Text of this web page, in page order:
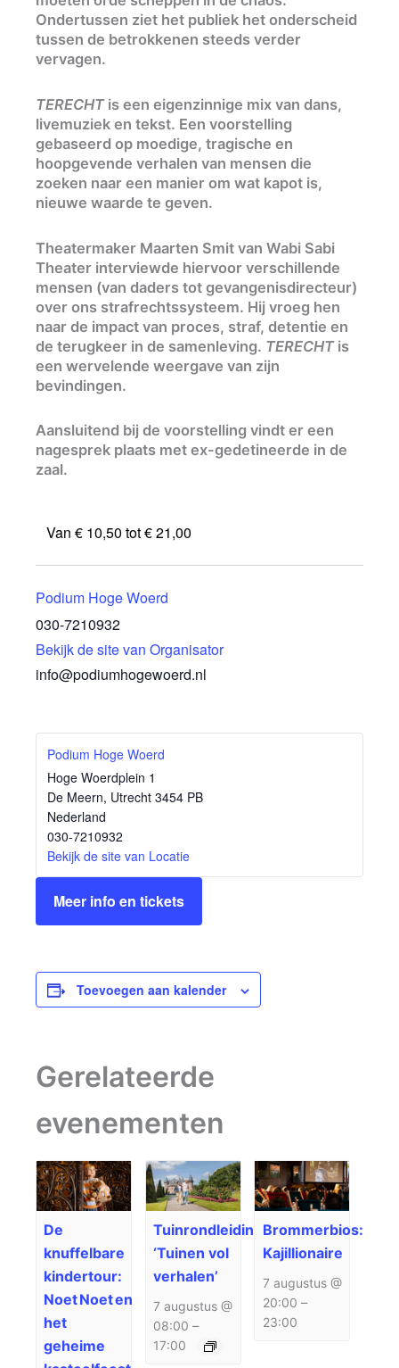
Ondertussen ziet het publiek het onderscheid
tussen de betrokkenen steeds verder
vervagen.
TERECHT is een eigenzinnige mix van dans,
livemuziek en tekst. Een voorstelling
gebaseerd op moedige, tragische en
hoopgevende verhalen van mensen die
zoeken naar een manier om wat kapot is,
nieuwe waarde te geven.
Theatermaker Maarten Smit van Wabi Sabi
Theater interviewde hiervoor verschillende
mensen (van daders tot gevangenisdirecteur)
over ons strafrechtssysteem. Hij vroeg hen
naar de impact van proces, straf, detentie en
de terugkeer in de samenleving. TERECHT is
een wervelende weergave van zijn
bevindingen.
Aansluitend bij de voorstelling vindt er een
nagesprek plaats met ex-gedetineerde in de
zaal.
Van € 10,50 tot € 21,00
Podium Hoge Woerd
030-7210932
Bekijk de site van Organisator
info@podiumhogewoerd.nl
Podium Hoge Woerd
Hoge Woerdplein 1
De Meern, Utrecht 3454 PB
Nederland
030-7210932
Bekijk de site van Locatie
Meer info en tickets
Toevoegen aan kalender
Gerelateerde
evenementen
De
knuffelbare
kindertour:
Noet Noet en
het
geheime
Tuinrondleiding
‘Tuinen vol
verhalen’
7 augustus @
08:00 –
17:00
Brommerbios:
Kajillionaire
7 augustus @
20:00 –
23:00